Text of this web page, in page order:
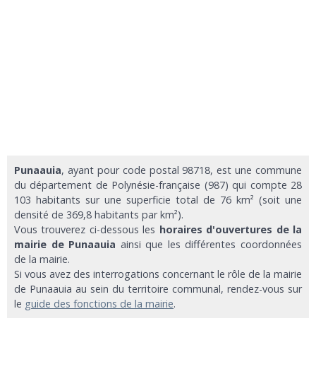
Punaauia, ayant pour code postal 98718, est une commune
du département de Polynésie-française (987) qui compte 28
103 habitants sur une superficie total de 76 km² (soit une
densité de 369,8 habitants par km²).
Vous trouverez ci-dessous les horaires d'ouvertures de la
mairie de Punaauia ainsi que les différentes coordonnées
de la mairie.
Si vous avez des interrogations concernant le rôle de la mairie
de Punaauia au sein du territoire communal, rendez-vous sur
le guide des fonctions de la mairie.